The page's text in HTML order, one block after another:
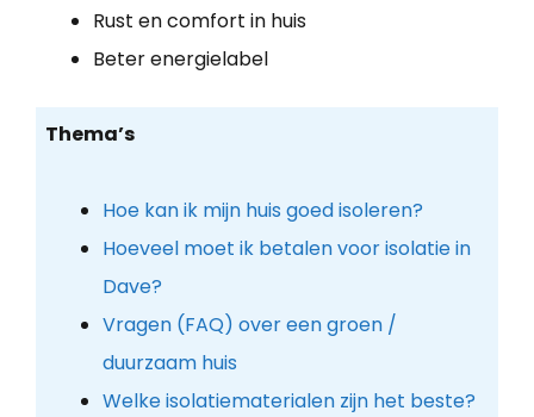
Rust en comfort in huis
Beter energielabel
Thema’s
Hoe kan ik mijn huis goed isoleren?
Hoeveel moet ik betalen voor isolatie in
Dave?
Vragen (FAQ) over een groen /
duurzaam huis
Welke isolatiematerialen zijn het beste?